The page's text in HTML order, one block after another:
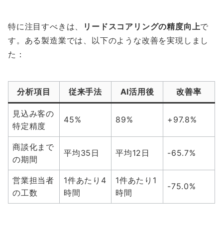
特に注目すべきは、 リードスコアリングの精度向上で
す。ある製造業では、以下のような改善を実現しまし
た：
分析項目 従来手法 AI活用後 改善率
見込み客の
特定精度
45% 89% +97.8%
商談化まで
の期間
平均35日 平均12日 -65.7%
営業担当者
の工数
1件あたり4
時間
1件あたり1
時間
-75.0%